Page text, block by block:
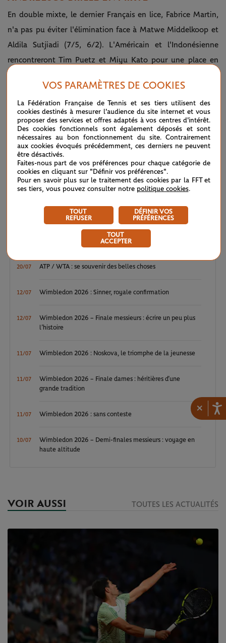
×
En double mixte, le dernier Français en lice, Fabrice Martin,
n'a pas pu éviter l'élimination face à Matwe Middelkoop et
Aldila Sutjiadi (7/5, 6/2). L'Américain et l'Indonésienne
rencontreront Tim Puetz et Miyu Kato pour une place en
Michael Venus ont validé leur billet pour les demi-finales
après leur victoire sur les têtes de série numéro 7, Marta
Kostyuk et Marcelo Arevalo (7/5, 6/3, 1/0(6)).
Le tableau du double mixte
LE FIL D'ACTUS
WTA / ATP : une avalanche de premières
ATP / WTA : Van Assche et Tagger, la relève couronnée
20/07 ATP / WTA : se souvenir des belles choses
12/07 Wimbledon 2026 : Sinner, royale confirmation
12/07
Wimbledon 2026 – Finale messieurs : écrire un peu plus
l’histoire
11/07 Wimbledon 2026 : Noskova, le triomphe de la jeunesse
11/07
Wimbledon 2026 – Finale dames : héritières d’une
grande tradition
11/07 Wimbledon 2026 : sans conteste
10/07
Wimbledon 2026 – Demi-finales messieurs : voyage en
haute altitude
VOIR AUSSI TOUTES LES ACTUALITÉS
VOS PARAMÈTRES DE COOKIES
La Fédération Française de Tennis et ses tiers utilisent des
cookies destinés à mesurer l'audience du site internet et vous
proposer des services et offres adaptés à vos centres d'intérêt.
Des cookies fonctionnels sont également déposés et sont
nécessaires au bon fonctionnement du site. Contrairement
aux cookies évoqués précédemment, ces derniers ne peuvent
être désactivés.
Faites-nous part de vos préférences pour chaque catégorie de
cookies en cliquant sur "Définir vos préférences".
Pour en savoir plus sur le traitement des cookies par la FFT et
ses tiers, vous pouvez consulter notre politique cookies.
TOUT
REFUSER
DÉFINIR VOS
PRÉFÉRENCES
TOUT
ACCEPTER